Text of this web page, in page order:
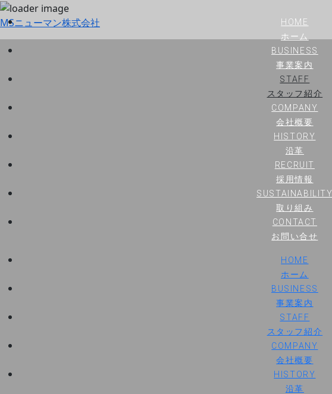
MSニューマン株式会社
HOME
ホーム
BUSINESS
事業案内
STAFF
スタッフ紹介
COMPANY
会社概要
HISTORY
沿革
RECRUIT
採用情報
SUSTAINABILITY
取り組み
CONTACT
お問い合せ
HOME
ホーム
BUSINESS
事業案内
STAFF
スタッフ紹介
COMPANY
会社概要
HISTORY
沿革